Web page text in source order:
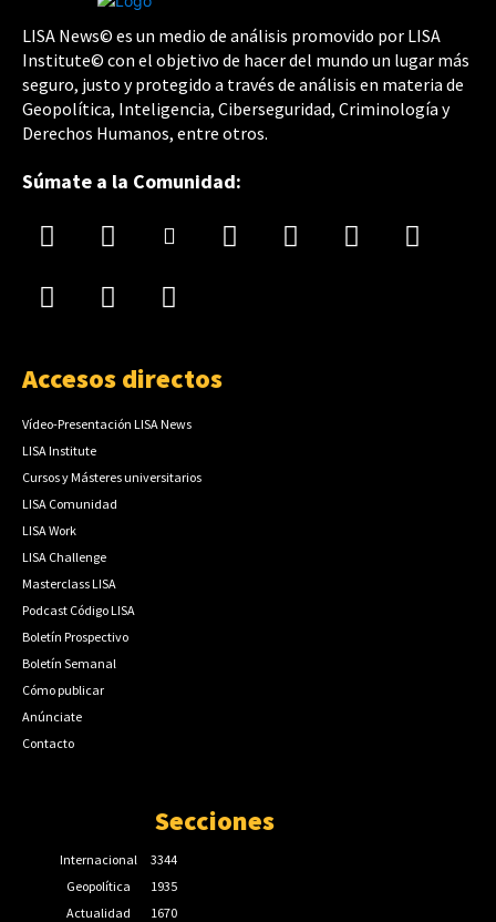
LISA News© es un medio de análisis promovido por LISA
Institute© con el objetivo de hacer del mundo un lugar más
seguro, justo y protegido a través de análisis en materia de
Geopolítica, Inteligencia, Ciberseguridad, Criminología y
Derechos Humanos, entre otros.
Súmate a la Comunidad:
Accesos directos
Vídeo-Presentación LISA News
LISA Institute
Cursos y Másteres universitarios
LISA Comunidad
LISA Work
LISA Challenge
Masterclass LISA
Podcast Código LISA
Boletín Prospectivo
Boletín Semanal
Cómo publicar
Anúnciate
Contacto
Secciones
Internacional
3344
Geopolítica
1935
Actualidad
1670